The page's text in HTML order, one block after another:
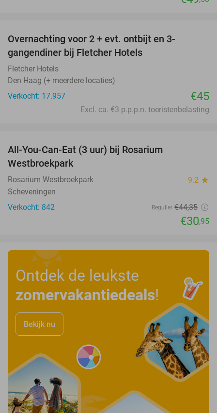
Overnachting voor 2 + evt. ontbijt en 3-
gangendiner bij Fletcher Hotels
Fletcher Hotels
Den Haag (+ meerdere locaties)
Verkocht: 17.957
€45
Excl. ca. €3 p.p.p.n. toeristenbelasting
All-You-Can-Eat (3 uur) bij Rosarium
Westbroekpark
Rosarium Westbroekpark 9.2 star
Scheveningen
Verkocht: 842
Regulier €44,35
€30,95
Ontdek de leukste
zomervakantiedeals!
Bekijk nu